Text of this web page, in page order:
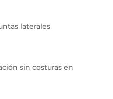
laterales
sin costuras en